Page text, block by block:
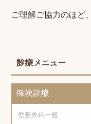
ご理解ご協力のほど
診療メニュー
保険診療
整形外科一般